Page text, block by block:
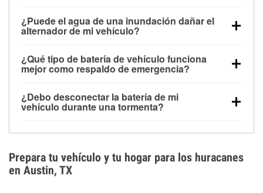
alimentar pequeños accesorios durante un tiempo
limitado, pero el uso repetido sin conducir el vehículo
contar con un equipo de carga de respaldo para
cortes prolongados.
¿Puede el agua de una inundación dañar el
alternador de mi vehículo?
parte baja del compartimento del motor y pueden
dañarse si se sumergen, lo que puede provocar una
días después de la exposición.
¿Qué tipo de batería de vehículo funciona
mejor como respaldo de emergencia?
para aplicaciones de ciclo profundo porque son
selladas, resistentes a las vibraciones y más
¿Debo desconectar la batería de mi
vehículo durante una tormenta?
los daños por inundación. Evitar el agua estancada y
preparar opciones de carga de respaldo son
medidas de protección más efectivas.
Prepara tu vehículo y tu hogar para los huracanes
en Austin, TX